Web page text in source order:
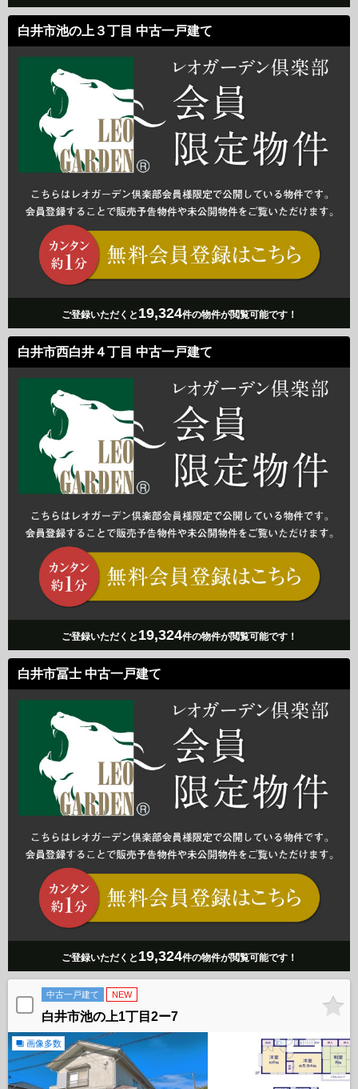
白井市池の上３丁目 中古一戸建て
ご登録いただくと 19,324件の物件が閲覧可能です！
白井市西白井４丁目 中古一戸建て
ご登録いただくと 19,324件の物件が閲覧可能です！
白井市冨士 中古一戸建て
ご登録いただくと 19,324件の物件が閲覧可能です！
中古一戸建て NEW
白井市池の上1丁目2ー7
画像多数